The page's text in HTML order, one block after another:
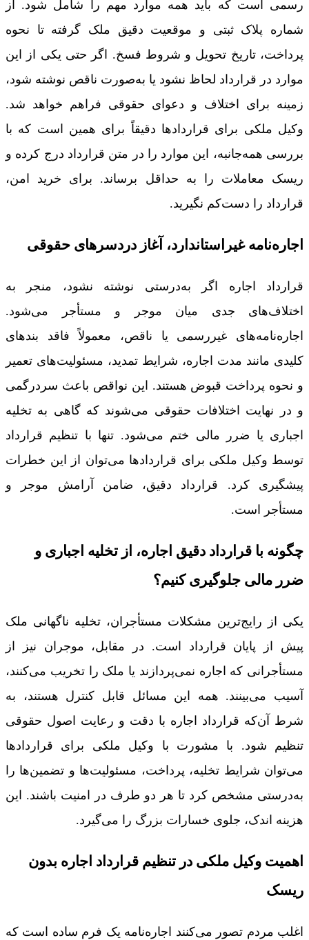
رسمی است که باید همه موارد مهم را شامل شود. از
شماره پلاک ثبتی و موقعیت دقیق ملک گرفته تا نحوه
پرداخت، تاریخ تحویل و شروط فسخ. اگر حتی یکی از این
موارد در قرارداد لحاظ نشود یا به‌صورت ناقص نوشته شود،
زمینه برای اختلاف و دعوای حقوقی فراهم خواهد شد.
وکیل ملکی برای قراردادها دقیقاً برای همین است که با
بررسی همه‌جانبه، این موارد را در متن قرارداد درج کرده و
ریسک معاملات را به حداقل برساند. برای خرید امن،
قرارداد را دست‌کم نگیرید.
اجاره‌نامه غیراستاندارد، آغاز دردسرهای حقوقی
قرارداد اجاره اگر به‌درستی نوشته نشود، منجر به
اختلاف‌های جدی میان موجر و مستأجر می‌شود.
اجاره‌نامه‌های غیررسمی یا ناقص، معمولاً فاقد بندهای
کلیدی مانند مدت اجاره، شرایط تمدید، مسئولیت‌های تعمیر
و نحوه پرداخت قبوض هستند. این نواقص باعث سردرگمی
و در نهایت اختلافات حقوقی می‌شوند که گاهی به تخلیه
اجباری یا ضرر مالی ختم می‌شود. تنها با تنظیم قرارداد
توسط وکیل ملکی برای قراردادها می‌توان از این خطرات
پیشگیری کرد. قرارداد دقیق، ضامن آرامش موجر و
مستأجر است.
چگونه با قرارداد دقیق اجاره، از تخلیه اجباری و
ضرر مالی جلوگیری کنیم؟
یکی از رایج‌ترین مشکلات مستأجران، تخلیه ناگهانی ملک
پیش از پایان قرارداد است. در مقابل، موجران نیز از
مستأجرانی که اجاره نمی‌پردازند یا ملک را تخریب می‌کنند،
آسیب می‌بینند. همه این مسائل قابل کنترل هستند، به
شرط آن‌که قرارداد اجاره با دقت و رعایت اصول حقوقی
تنظیم شود. با مشورت با وکیل ملکی برای قراردادها
می‌توان شرایط تخلیه، پرداخت، مسئولیت‌ها و تضمین‌ها را
به‌درستی مشخص کرد تا هر دو طرف در امنیت باشند. این
هزینه اندک، جلوی خسارات بزرگ را می‌گیرد.
اهمیت وکیل ملکی در تنظیم قرارداد اجاره بدون
ریسک
اغلب مردم تصور می‌کنند اجاره‌نامه یک فرم ساده است که